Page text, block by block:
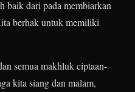
baik dari pada membiarkan
berhak untuk memiliki
semua makhluk ciptaan-
kita siang dan malam,